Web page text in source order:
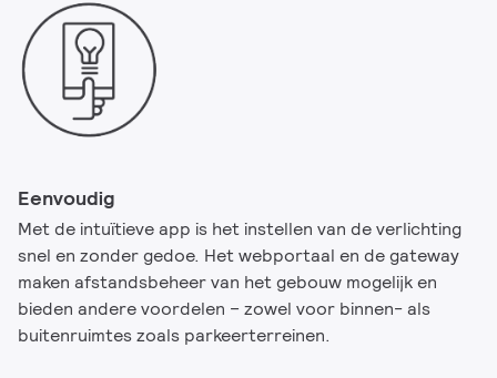
Eenvoudig
Met de intuïtieve app is het instellen van de verlichting
snel en zonder gedoe. Het webportaal en de gateway
maken afstandsbeheer van het gebouw mogelijk en
bieden andere voordelen – zowel voor binnen- als
buitenruimtes zoals parkeerterreinen.